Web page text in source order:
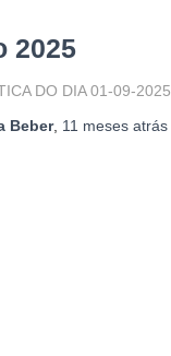
2025
DO DIA 01-09-2025
Beber, 11 meses atrás